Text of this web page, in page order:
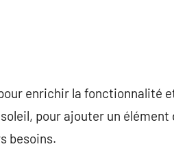
enrichir la fonctionnalité
pour ajouter un élément
besoins.